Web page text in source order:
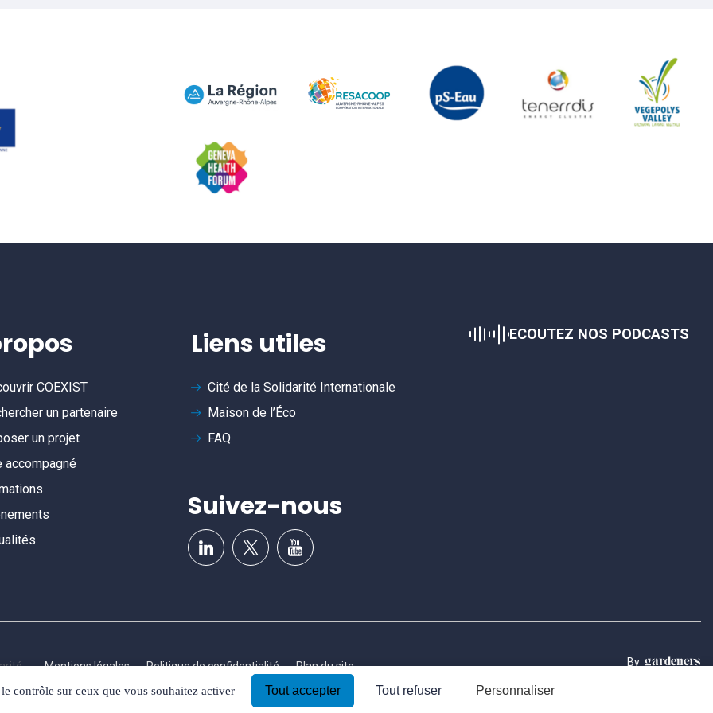
COEXIST
un partenaire
un projet
accompagné
Liens utiles
Cité de la Solidarité Internationale
Maison de l’Éco
FAQ
Suivez-nous
ECOUTEZ NOS PODCASTS
Mentions légales Politique de confidentialité Plan du site By
contrôle sur ceux que vous souhaitez activer Tout accepter Tout refuser Personnaliser